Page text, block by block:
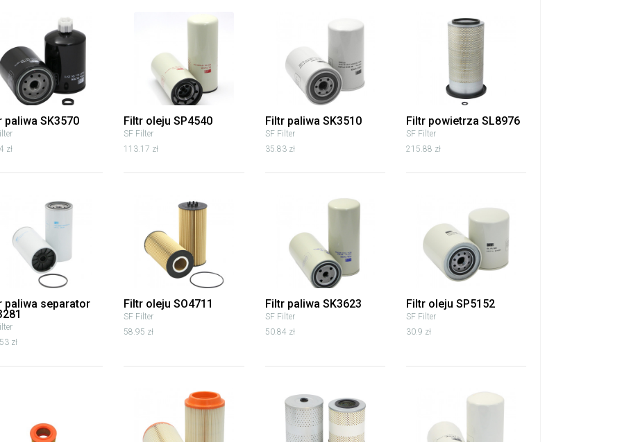
paliwa SK3570
zł
Filtr oleju SP4540
SF Filter
113.17 zł
Filtr paliwa SK3510
SF Filter
35.83 zł
Filtr powietrza SL8976
SF Filter
215.88 zł
paliwa separator
zł
Filtr oleju SO4711
SF Filter
58.95 zł
Filtr paliwa SK3623
SF Filter
50.84 zł
Filtr oleju SP5152
SF Filter
30.9 zł